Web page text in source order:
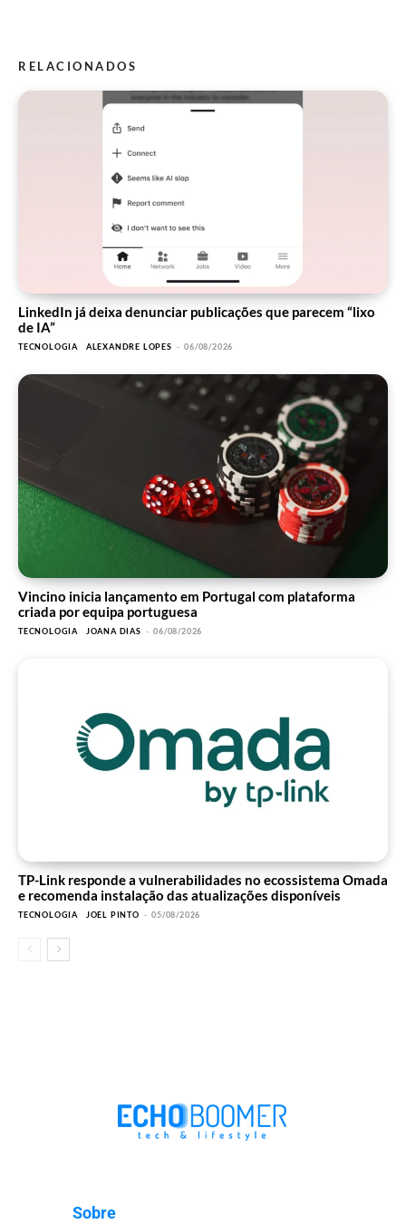
RELACIONADOS
LinkedIn já deixa denunciar publicações que parecem “lixo
de IA”
TECNOLOGIA ALEXANDRE LOPES - 06/08/2026
Vincino inicia lançamento em Portugal com plataforma
criada por equipa portuguesa
TECNOLOGIA JOANA DIAS - 06/08/2026
TP-Link responde a vulnerabilidades no ecossistema Omada
e recomenda instalação das atualizações disponíveis
TECNOLOGIA JOEL PINTO - 05/08/2026
Sobre